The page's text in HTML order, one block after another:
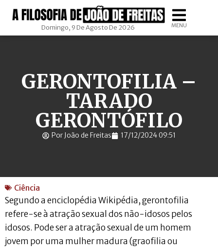
Domingo, 9 De Agosto De 2026 MENU
GERONTOFILIA –
TARADO
GERONTÓFILO
Por João de Freitas 17/12/2024 09:51
Ciência
Segundo a enciclopédia Wikipédia, gerontofilia
refere-se à atração sexual dos não-idosos pelos
idosos. Pode ser a atração sexual de um homem
jovem por uma mulher madura (graofilia ou